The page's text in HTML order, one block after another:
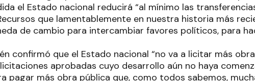
el Estado nacional reducirá “al mínimo las
que lamentablemente en nuestra historia más
de cambio para intercambiar favores políticos, para
confirmó que el Estado nacional “no va a licitar más
aprobadas cuyo desarrollo aún no haya
pagar más obra pública que, como todos sabemos,